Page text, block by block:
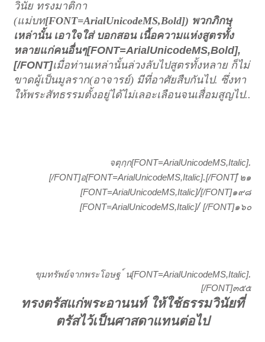
วินัย ทรงมาติกา
(แม่บท[FONT=ArialUnicodeMS,Bold]) พวกภิกษุ
เหล่านั้น เอาใจใส่ บอกสอน เนื้อความแห่งสูตรทั้ง
หลายแก่คนอื่นๆ[FONT=ArialUnicodeMS,Bold],
[/FONT]เมื่อท่านเหล่านั้นล่วงลับไปสูตรทั้งหลาย ก็ไม่
ขาดผู้เป็นมูลราก(อาจารย์) มีที่อาศัยสืบกันไป. ซึ่งทา
ให้พระสัทธรรมตั้งอยู่ได้ไม่เลอะเลือนจนเสื่อมสูญไป..
จตุกฺก[FONT=ArialUnicodeMS,Italic].
[/FONT]อ[FONT=ArialUnicodeMS,Italic].[/FONT]ํ ๒๑
[FONT=ArialUnicodeMS,Italic]/[/FONT]๑๙๘
[FONT=ArialUnicodeMS,Italic]/[/FONT]๑๖๐
ขุมทรัพย์จากพระโอษฐ ์ น[FONT=ArialUnicodeMS,Italic].
[/FONT]๓๕๕
ทรงตรัสแก่พระอานนท์ ให้ใช้ธรรมวินัยที่
ตรัสไว้เป็นศาสดาแทนต่อไป